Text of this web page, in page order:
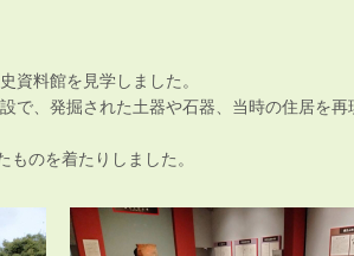
資料館を見学しました。
で、発掘された土器や石器、当時の住居を
のを着たりしました。